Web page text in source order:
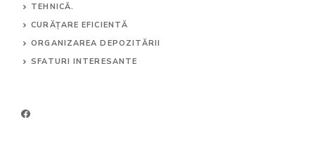
TEHNICĂ.
CURĂȚARE EFICIENTĂ
ORGANIZAREA DEPOZITĂRII
SFATURI INTERESANTE